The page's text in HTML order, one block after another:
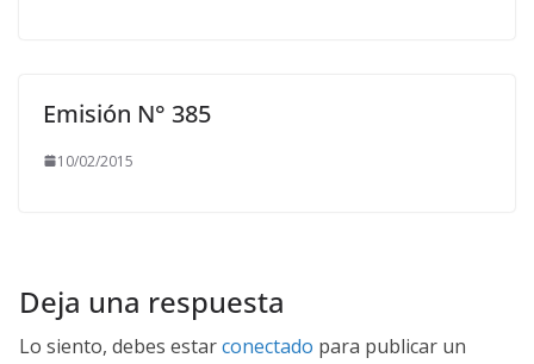
Emisión N° 385
10/02/2015
Deja una respuesta
Lo siento, debes estarconectado para publicar un